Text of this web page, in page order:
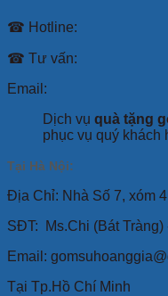
☎ Hotline:
☎ Tư vấn:
Email:
Dịch vụ quà tặng
phục vụ quý khách
Tại Hà Nội:
Địa Chỉ: Nhà Số 7, xóm
SĐT:
Ms.Chi (Bát Tràng)
Email:
Tại Tp.Hồ Chí Minh